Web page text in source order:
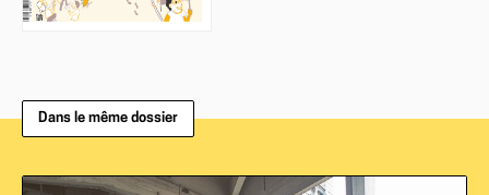
Dans le même dossier